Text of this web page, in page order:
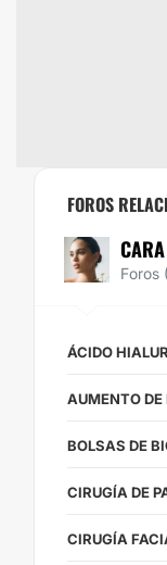
FOROS
Foros
ÁCIDO
AUMENTO DE
BOLSAS DE
CIRUGÍA DE
CIRUGÍA